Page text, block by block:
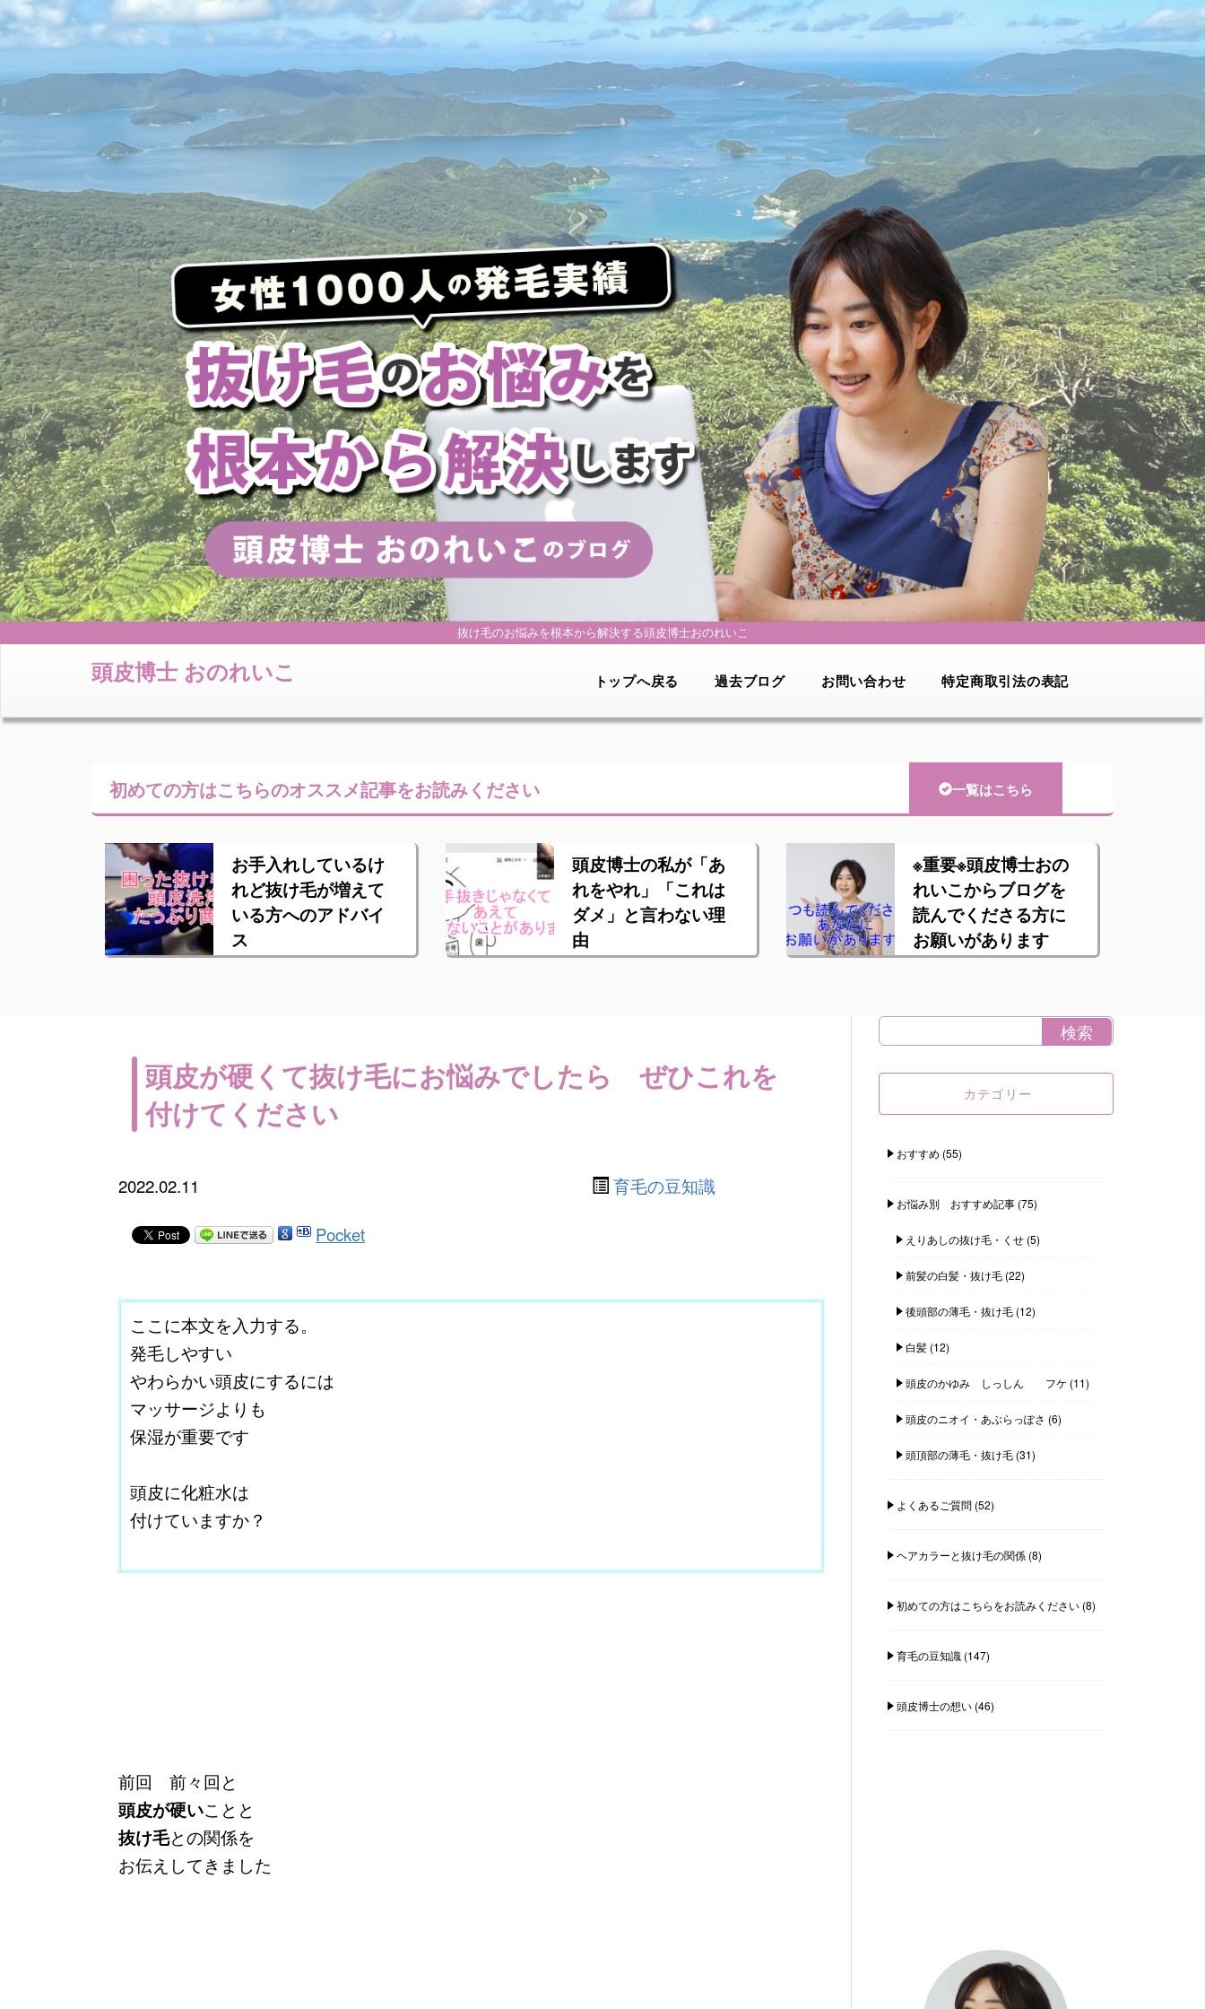
抜け毛のお悩みを根本から解決する頭皮博士おのれいこ
頭皮博士 おのれいこ トップへ戻る 過去ブログ お問い合わせ 特定商取引法の表記
初めての方はこちらのオススメ記事をお読みください 一覧はこちら
お手入れしているけ
れど抜け毛が増えて
いる方へのアドバイ
ス
頭皮博士の私が「あ
れをやれ」「これは
ダメ」と言わない理
由
※重要※頭皮博士おの
れいこからブログを
読んでくださる方に
お願いがあります
頭皮が硬くて抜け毛にお悩みでしたら ぜひこれを
付けてください
2022.02.11 育毛の豆知識
Pocket
ここに本文を入力する。
発毛しやすい
やわらかい頭皮にするには
マッサージよりも
保湿が重要です
頭皮に化粧水は
付けていますか？
前回 前々回と
頭皮が硬いことと
抜け毛との関係を
お伝えしてきました
カテゴリー
おすすめ (55)
お悩み別 おすすめ記事(75)
えりあしの抜け毛・くせ(5)
前髪の白髪・抜け毛(22)
後頭部の薄毛・抜け毛(12)
白髪(12)
頭皮のかゆみ しっしん フケ (11)
頭皮のニオイ・あぶらっぽさ (6)
頭頂部の薄毛・抜け毛(31)
よくあるご質問(52)
ヘアカラーと抜け毛の関係(8)
初めての方はこちらをお読みください(8)
育毛の豆知識(147)
頭皮博士の想い(46)